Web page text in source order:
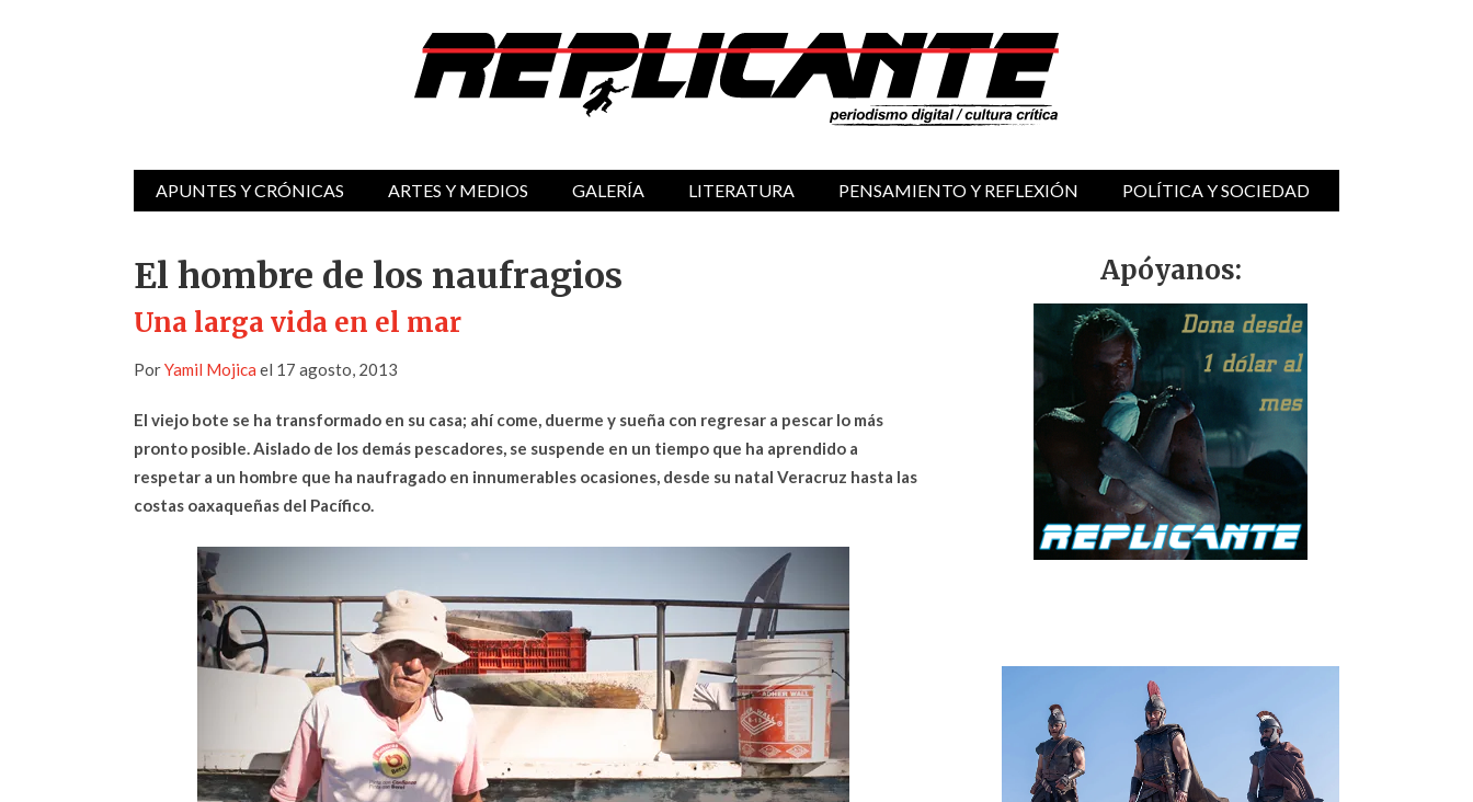
APUNTES Y CRÓNICAS ARTES Y MEDIOS GALERÍA LITERATURA PENSAMIENTO Y REFLEXIÓN POLÍTICA Y SOCIEDAD
El hombre de los naufragios
Una larga vida en el mar
PorYamil Mojica el 17 agosto, 2013
El viejo bote se ha transformado en su casa; ahí come, duerme y sueña con regresar a pescar lo más
pronto posible. Aislado de los demás pescadores, se suspende en un tiempo que ha aprendido a
respetar a un hombre que ha naufragado en innumerables ocasiones, desde su natal Veracruz hasta las
costas oaxaqueñas del Pacífico.
Apóyanos: